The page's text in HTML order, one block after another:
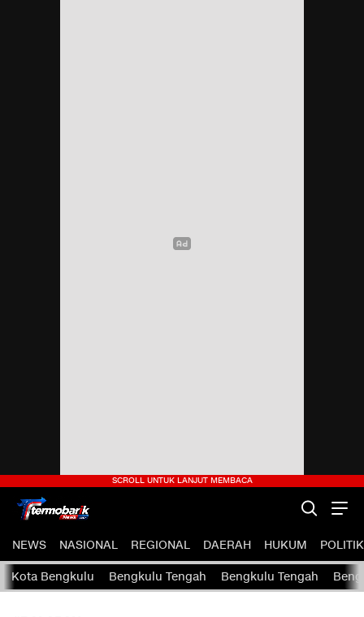
termobariknews.com
Termobarik News – Portal Berita Nasional Terpercaya dan
NEWS NASIONAL REGIONAL DAERAH HUKUM POLITIK
Kota Bengkulu Bengkulu Tengah Bengkulu Tengah